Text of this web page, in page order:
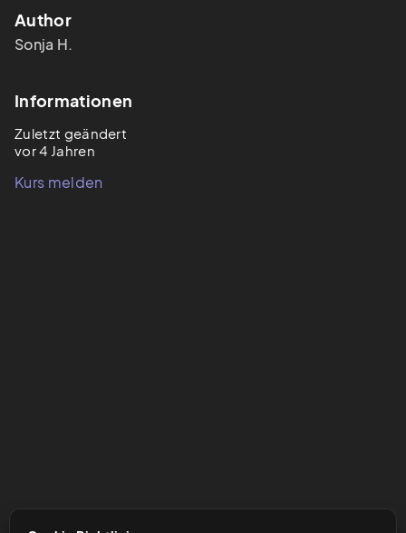
Author
Sonja H.
Informationen
Zuletzt geändert
vor 4 Jahren
Kurs melden